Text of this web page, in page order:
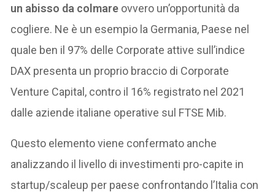
un abisso da colmare ovvero un’opportunità da
cogliere. Ne è un esempio la Germania, Paese nel
quale ben il 97% delle Corporate attive sull’indice
DAX presenta un proprio braccio di Corporate
Venture Capital, contro il 16% registrato nel 2021
dalle aziende italiane operative sul FTSE Mib.
Questo elemento viene confermato anche
analizzando il livello di investimenti pro-capite in
startup/scaleup per paese confrontando l’Italia con